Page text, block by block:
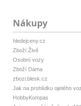
Nákupy
hledejceny.cz
Zboží Živě
Osobní vozy
Zboží Dáma
zbozi.blesk.cz
Jak na prohlídku ojetého
HobbyKompas